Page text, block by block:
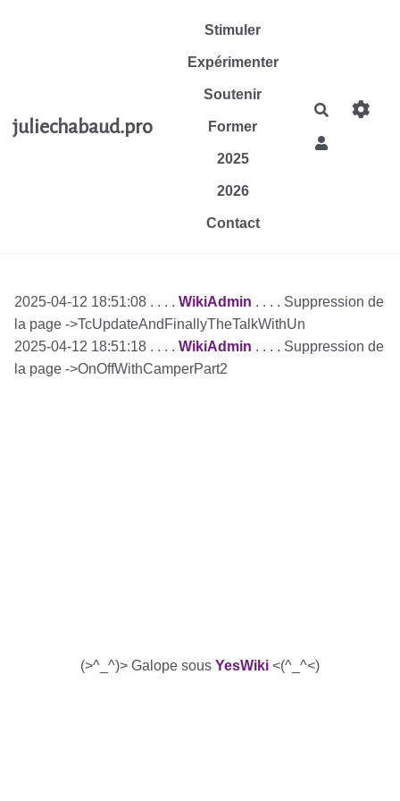
juliechabaud.pro
Stimuler
Expérimenter
Soutenir
Former
2025
2026
Contact
Rechercher
2025-04-12 18:51:08 . . . . WikiAdmin . . . . Suppression de
la page ->TcUpdateAndFinallyTheTalkWithUn
2025-04-12 18:51:18 . . . . WikiAdmin . . . . Suppression de
la page ->OnOffWithCamperPart2
(>^_^)> Galope sous YesWiki <(^_^<)